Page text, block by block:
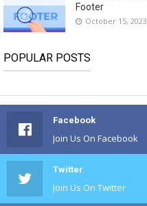
Footer
October 15, 2023
POPULAR POSTS
Facebook
Join Us On Facebook
Twitter
Join Us On Twitter